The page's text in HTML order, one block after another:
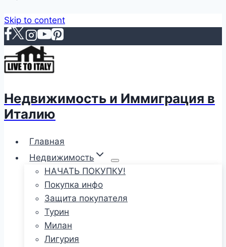
Skip to content
Недвижимость и Иммиграция в
Италию
Главная
Недвижимость
НАЧАТЬ ПОКУПКУ!
Покупка инфо
Защита покупателя
Турин
Милан
Лигурия